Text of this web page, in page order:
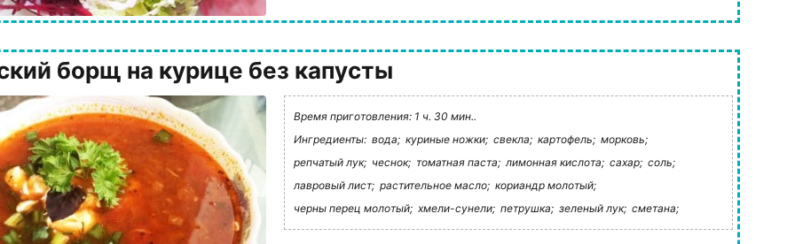
борщ на курице без капусты
Время приготовления: 1 ч. 30 мин..
Ингредиенты: вода; куриные ножки; свекла; картофель; морковь;
репчатый лук; чеснок; томатная паста; лимонная кислота; сахар; соль;
лавровый лист; растительное масло; кориандр молотый;
черны перец молотый; хмели-сунели; петрушка; зеленый лук; сметана;